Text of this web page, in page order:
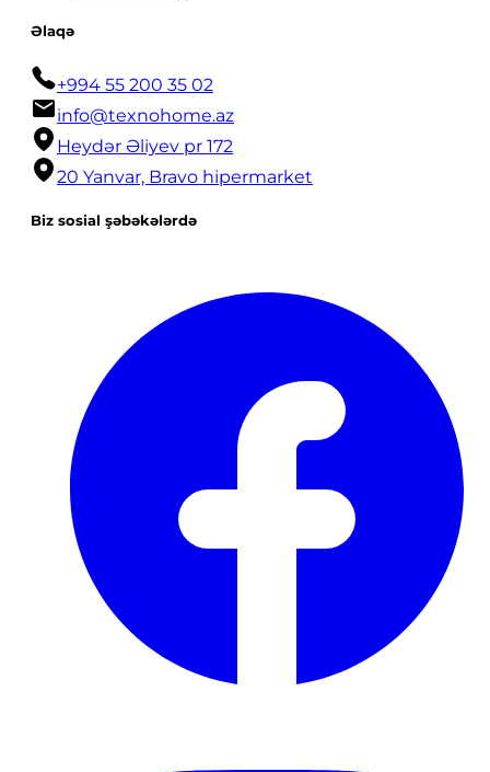
Əlaqə
+994 55 200 35 02
info@texnohome.az
Heydər Əliyev pr 172
20 Yanvar, Bravo hipermarket
Biz sosial şəbəkələrdə